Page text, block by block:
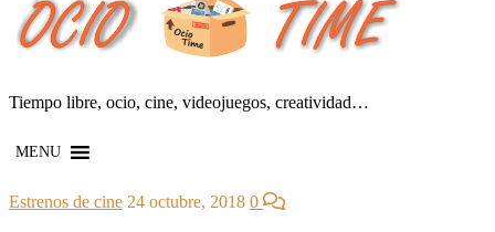
Tiempo libre, ocio, cine, videojuegos, creatividad…
MENU
Estrenos de cine 24 octubre, 2018 0